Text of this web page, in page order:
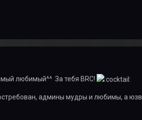
любимый^^ За тебя BRC!
админы мудры и любимы, а